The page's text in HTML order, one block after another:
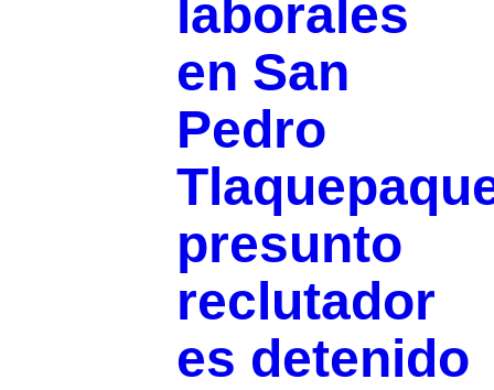
laborales
en San
Pedro
presunto
reclutador
es detenido